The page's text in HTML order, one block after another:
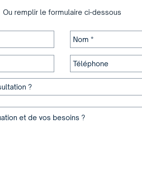
Ou remplir le formulaire ci-dessous